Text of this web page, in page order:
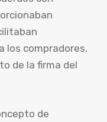
los compradores,
de la firma del
de